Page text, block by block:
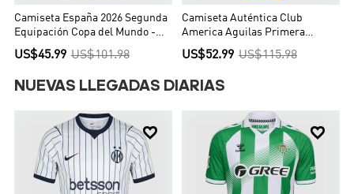
Camiseta España 2026 Segunda
Equipación Copa del Mundo -
Versión Hincha
US$45.99 US$101.98
Camiseta Auténtica Club
America Aguilas Primera
Equipación Local Hombre -
Versión Jugador
US$52.99 US$115.98
NUEVAS LLEGADAS DIARIAS
 